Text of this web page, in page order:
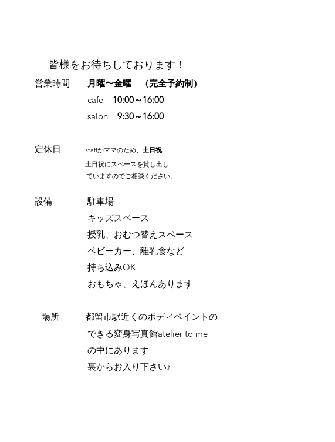
皆様をお待ちしております！
営業時間
月曜〜金曜 （完全予約制）
cafe
10:00～16:00
salon 9:30～16:00
定休日 staffがママのため、 土日祝
土日祝にスペースを貸し出し
ていますのでご相談ください。
設備 ​ 駐車場
キッズスペース
授乳、おむつ替えスペース
ベビーカー、離乳食など
持ち込みOK
​ おもちゃ、えほんあります
場所 都留市駅近くのボディペイントの
できる変身写真館atelier to me
の中にあります
裏からお入り下さい♪